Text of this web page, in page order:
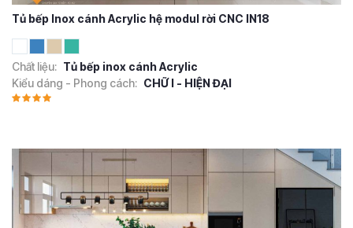
Tủ bếp Inox cánh Acrylic hệ modul rời CNC IN18
Chất liệu: Tủ bếp inox cánh Acrylic
Kiểu dáng - Phong cách: CHỮ I - HIỆN ĐẠI